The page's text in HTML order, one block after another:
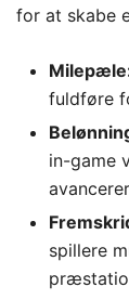
for at skabe
fuldføre
in-game
spillere